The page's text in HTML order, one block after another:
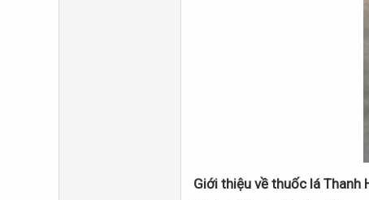
Giới thiệu về thuốc lá Thanh